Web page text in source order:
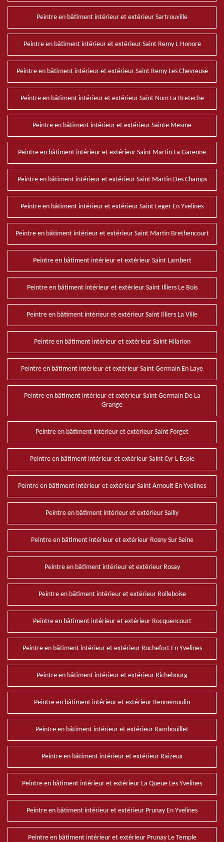
Peintre en bâtiment intérieur et extérieur Sartrouville
Peintre en bâtiment intérieur et extérieur Saint Remy L Honore
Peintre en bâtiment intérieur et extérieur Saint Remy Les Chevreuse
Peintre en bâtiment intérieur et extérieur Saint Nom La Breteche
Peintre en bâtiment intérieur et extérieur Sainte Mesme
Peintre en bâtiment intérieur et extérieur Saint Martin La Garenne
Peintre en bâtiment intérieur et extérieur Saint Martin Des Champs
Peintre en bâtiment intérieur et extérieur Saint Leger En Yvelines
Peintre en bâtiment intérieur et extérieur Saint Martin Brethencourt
Peintre en bâtiment intérieur et extérieur Saint Lambert
Peintre en bâtiment intérieur et extérieur Saint Illiers Le Bois
Peintre en bâtiment intérieur et extérieur Saint Illiers La Ville
Peintre en bâtiment intérieur et extérieur Saint Hilarion
Peintre en bâtiment intérieur et extérieur Saint Germain En Laye
Peintre en bâtiment intérieur et extérieur Saint Germain De La
Grange
Peintre en bâtiment intérieur et extérieur Saint Forget
Peintre en bâtiment intérieur et extérieur Saint Cyr L Ecole
Peintre en bâtiment intérieur et extérieur Saint Arnoult En Yvelines
Peintre en bâtiment intérieur et extérieur Sailly
Peintre en bâtiment intérieur et extérieur Rosny Sur Seine
Peintre en bâtiment intérieur et extérieur Rosay
Peintre en bâtiment intérieur et extérieur Rolleboise
Peintre en bâtiment intérieur et extérieur Rocquencourt
Peintre en bâtiment intérieur et extérieur Rochefort En Yvelines
Peintre en bâtiment intérieur et extérieur Richebourg
Peintre en bâtiment intérieur et extérieur Rennemoulin
Peintre en bâtiment intérieur et extérieur Rambouillet
Peintre en bâtiment intérieur et extérieur Raizeux
Peintre en bâtiment intérieur et extérieur La Queue Les Yvelines
Peintre en bâtiment intérieur et extérieur Prunay En Yvelines
Peintre en bâtiment intérieur et extérieur Prunay Le Temple